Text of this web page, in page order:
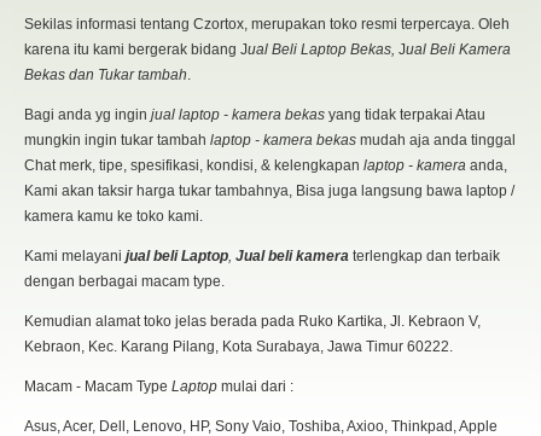
Sekilas informasi tentang Czortox, merupakan toko resmi terpercaya. Oleh
karena itu kami bergerak bidang Jual Beli Laptop Bekas, Jual Beli Kamera
Bekas dan Tukar tambah
Bagi anda yg ingin jual laptop - kamera bekas yang tidak terpakai Atau
mungkin ingin tukar tambah laptop - kamera bekas mudah aja anda tinggal
Chat merk, tipe, spesifikasi, kondisi, & kelengkapan laptop - kamera anda,
Kami akan taksir harga tukar tambahnya, Bisa juga langsung bawa laptop /
kamera kamu ke toko kami.
Kami melayani jual beli Laptop Jual beli kamera terlengkap dan terbaik
dengan berbagai macam type.
Kemudian alamat toko jelas berada pada Ruko Kartika, Jl. Kebraon V,
Kebraon, Kec. Karang Pilang, Kota Surabaya, Jawa Timur 60222.
Macam - Macam Type Laptop mulai dari :
Asus, Acer, Dell, Lenovo, HP, Sony Vaio, Toshiba, Axioo, Thinkpad, Apple